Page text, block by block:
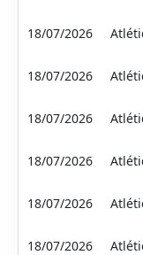
18/07/2026
18/07/2026
18/07/2026
18/07/2026
18/07/2026
18/07/2026